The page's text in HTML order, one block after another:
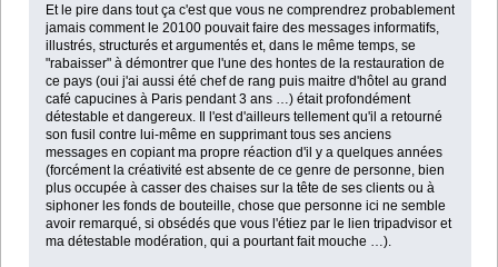
Et le pire dans tout ça c'est que vous ne comprendrez probablement
jamais comment le 20100 pouvait faire des messages informatifs,
illustrés, structurés et argumentés et, dans le même temps, se
"rabaisser" à démontrer que l'une des hontes de la restauration de
ce pays (oui j'ai aussi été chef de rang puis maitre d'hôtel au grand
café capucines à Paris pendant 3 ans …) était profondément
détestable et dangereux. Il l'est d'ailleurs tellement qu'il a retourné
son fusil contre lui-même en supprimant tous ses anciens
messages en copiant ma propre réaction d'il y a quelques années
(forcément la créativité est absente de ce genre de personne, bien
plus occupée à casser des chaises sur la tête de ses clients ou à
siphoner les fonds de bouteille, chose que personne ici ne semble
avoir remarqué, si obsédés que vous l'étiez par le lien tripadvisor et
ma détestable modération, qui a pourtant fait mouche …).